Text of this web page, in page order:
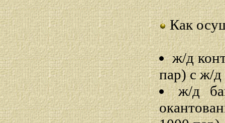
Как
ж/д
пар) с ж/д
ж/д